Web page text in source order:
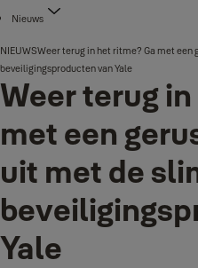
Nieuws
NIEUWSWeer terug in het ritme? Ga met
beveiligingsproducten van Yale
Weer terug
met een
uit met de
Yale